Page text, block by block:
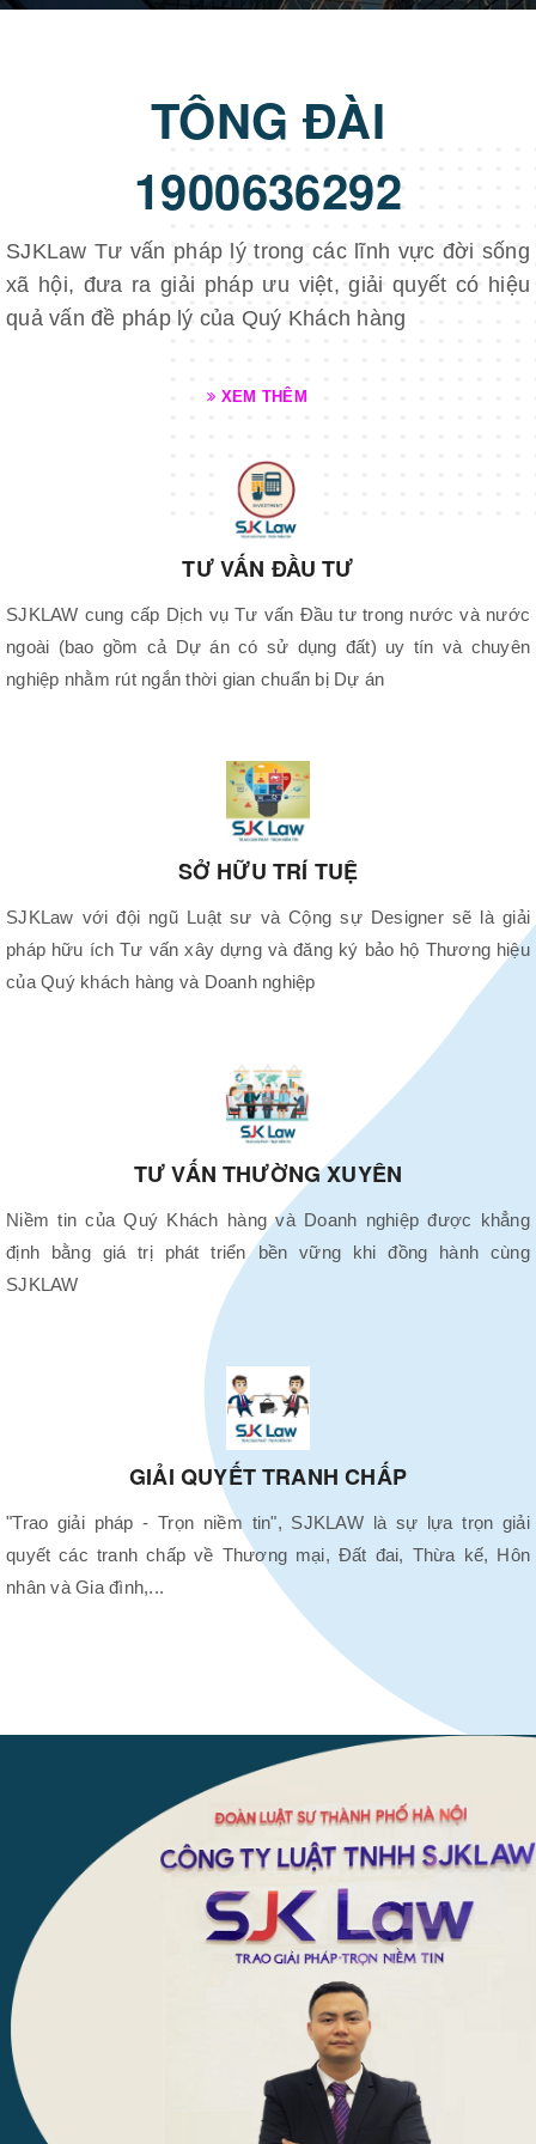
TỔNG ĐÀI
1900636292
SJKLaw Tư vấn pháp lý trong các lĩnh vực đời sống
xã hội, đưa ra giải pháp ưu việt, giải quyết có hiệu
quả vấn đề pháp lý của Quý Khách hàng
XEM THÊM
TƯ VẤN ĐẦU TƯ
SJKLAW cung cấp Dịch vụ Tư vấn Đầu tư trong nước và nước
ngoài (bao gồm cả Dự án có sử dụng đất) uy tín và chuyên
nghiệp nhằm rút ngắn thời gian chuẩn bị Dự án
SỞ HỮU TRÍ TUỆ
SJKLaw với đội ngũ Luật sư và Cộng sự Designer sẽ là giải
pháp hữu ích Tư vấn xây dựng và đăng ký bảo hộ Thương hiệu
của Quý khách hàng và Doanh nghiệp
TƯ VẤN THƯỜNG XUYÊN
Niềm tin của Quý Khách hàng và Doanh nghiệp được khẳng
định bằng giá trị phát triển bền vững khi đồng hành cùng
SJKLAW
GIẢI QUYẾT TRANH CHẤP
"Trao giải pháp - Trọn niềm tin", SJKLAW là sự lựa trọn giải
quyết các tranh chấp về Thương mại, Đất đai, Thừa kế, Hôn
nhân và Gia đình,...